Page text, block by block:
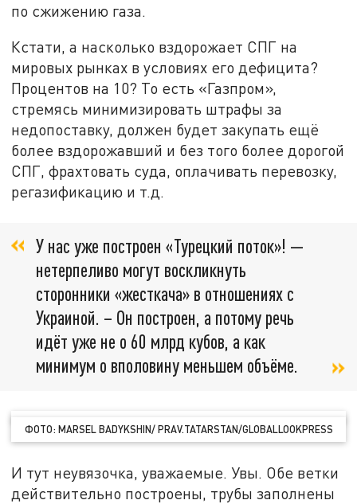
по сжижению газа.
Кстати, а насколько вздорожает СПГ на
мировых рынках в условиях его дефицита?
Процентов на 10? То есть «Газпром»,
стремясь минимизировать штрафы за
недопоставку, должен будет закупать ещё
более вздорожавший и без того более дорогой
СПГ, фрахтовать суда, оплачивать перевозку,
регазификацию и т.д.
У нас уже построен «Турецкий поток»! —
нетерпеливо могут воскликнуть
сторонники «жесткача» в отношениях с
Украиной. – Он построен, а потому речь
идёт уже не о 60 млрд кубов, а как
минимум о вполовину меньшем объёме.
ФОТО: MARSEL BADYKSHIN/ PRAV.TATARSTAN/GLOBALLOOKPRESS
И тут неувязочка, уважаемые. Увы. Обе ветки
действительно построены, трубы заполнены